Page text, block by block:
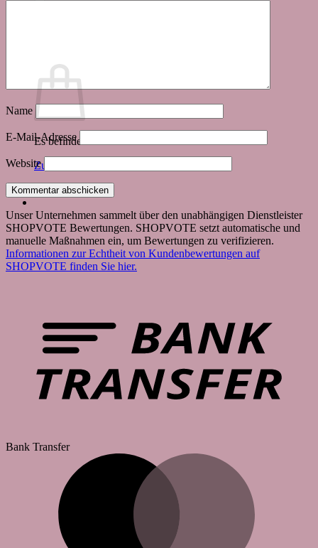
Es befinden sich keine Produkte im Warenkorb.
Zurück zum Shop
Name
E-Mail-Adresse
Website
Unser Unternehmen sammelt über den unabhängigen Dienstleister
SHOPVOTE Bewertungen. SHOPVOTE setzt automatische und
manuelle Maßnahmen ein, um Bewertungen zu verifizieren.
Informationen zur Echtheit von Kundenbewertungen auf
SHOPVOTE finden Sie hier.
Bank Transfer